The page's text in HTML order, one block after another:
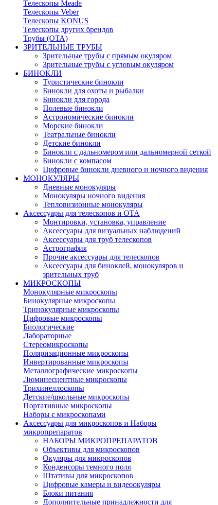
Телескопы Meade
Телескопы Veber
Телескопы KONUS
Телескопы других брендов
Трубы (ОТА)
ЗРИТЕЛЬНЫЕ ТРУБЫ
Зрительные трубы с прямым окуляром
Зрительные трубы с угловым окуляром
БИНОКЛИ
Туристические бинокли
Бинокли для охоты и рыбалки
Бинокли для города
Полевые бинокли
Астрономические бинокли
Морские бинокли
Театральные бинокли
Детские бинокли
Бинокли с дальномером или дальномерной сеткой
Бинокли с компасом
Цифровые бинокли дневного и ночного видения
МОНОКУЛЯРЫ
Дневные монокуляры
Монокуляры ночного видения
Тепловизионные монокуляры
Аксессуары для телескопов и ОТА
Монтировки, установка, управление
Аксессуары для визуальных наблюдений
Аксессуары для труб телескопов
Астрография
Прочие аксессуары для телескопов
Аксессуары для биноклей, монокуляров и
зрительных труб
МИКРОСКОПЫ
Монокулярные микроскопы
Бинокулярные микроскопы
Тринокулярные микроскопы
Цифровые микроскопы
Биологические
Лабораторные
Стереомикроскопы
Поляризационные микроскопы
Инвертированные микроскопы
Металлографические микроскопы
Люминесцентные микроскопы
Трихинеллоскопы
Детские/школьные микроскопы
Портативные микроскопы
Наборы с микроскопами
Аксессуары для микроскопов и Наборы
микропрепаратов
НАБОРЫ МИКРОПРЕПАРАТОВ
Объективы для микроскопов
Окуляры для микроскопов
Конденсоры темного поля
Штативы для микроскопов
Цифровые камеры и видеоокуляры
Блоки питания
Дополнительные принадлежности для